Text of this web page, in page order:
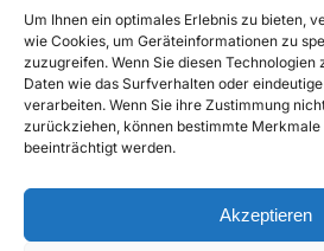
Um Ihnen ein optimales Erlebnis zu bieten,
wie Cookies, um Geräteinformationen zu
zuzugreifen. Wenn Sie diesen
Daten wie das Surfverhalten oder
verarbeiten. Wenn Sie ihre Zustimmung
zurückziehen, können bestimmte Merkmale
beeinträchtigt werden.
Akzeptieren
Lampenfassung 6V / 12 V für 2
Fadenlampe P21/5 BA15D
€11,90 €8,90 inkl. Mwst
Enthält 20% Mwst
zzgl.Versand
Lieferzeit: Sofort lieferbar
In den Warenkorb